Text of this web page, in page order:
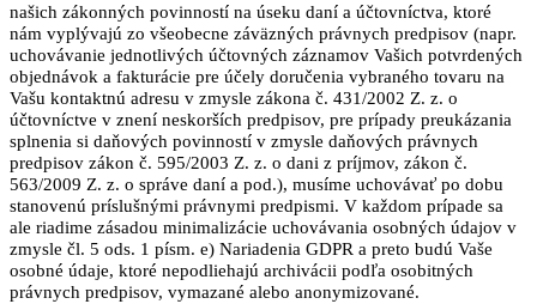
našich zákonných povinností na úseku daní a účtovníctva, ktoré
nám vyplývajú zo všeobecne záväzných právnych predpisov (napr.
uchovávanie jednotlivých účtovných záznamov Vašich potvrdených
objednávok a fakturácie pre účely doručenia vybraného tovaru na
Vašu kontaktnú adresu v zmysle zákona č. 431/2002 Z. z. o
účtovníctve v znení neskorších predpisov, pre prípady preukázania
splnenia si daňových povinností v zmysle daňových právnych
predpisov zákon č. 595/2003 Z. z. o dani z príjmov, zákon č.
563/2009 Z. z. o správe daní a pod.), musíme uchovávať po dobu
stanovenú príslušnými právnymi predpismi. V každom prípade sa
ale riadime zásadou minimalizácie uchovávania osobných údajov v
zmysle čl. 5 ods. 1 písm. e) Nariadenia GDPR a preto budú Vaše
osobné údaje, ktoré nepodliehajú archivácii podľa osobitných
právnych predpisov, vymazané alebo anonymizované.